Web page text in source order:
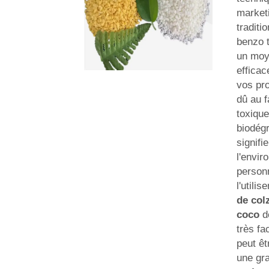
benzo
un
vos
dû au
de
coco
très
peut
une